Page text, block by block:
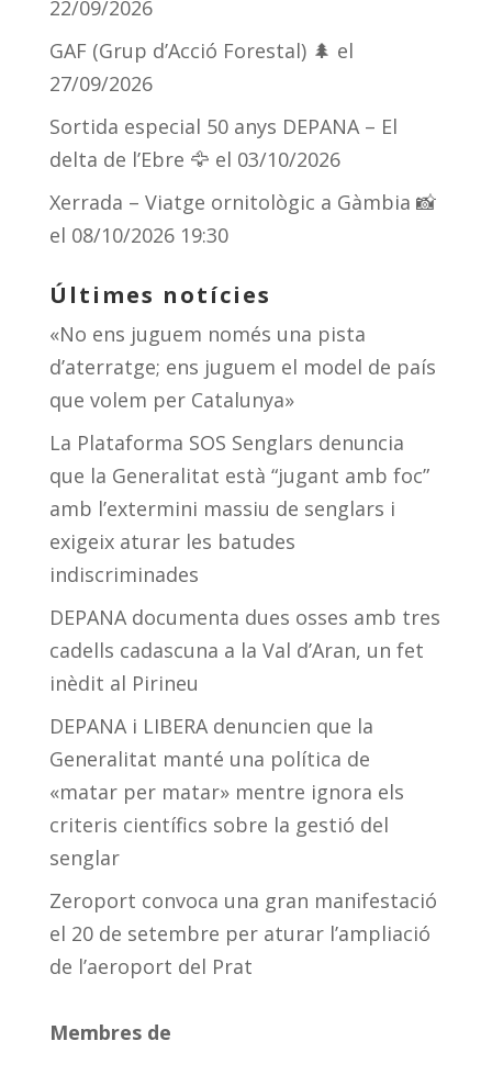
22/09/2026
GAF (Grup d’Acció Forestal) 🌲 el
27/09/2026
Sortida especial 50 anys DEPANA – El
delta de l’Ebre 🦅 el 03/10/2026
Xerrada – Viatge ornitològic a Gàmbia 📸
el 08/10/2026 19:30
Últimes notícies
«No ens juguem només una pista
d’aterratge; ens juguem el model de país
que volem per Catalunya»
La Plataforma SOS Senglars denuncia
que la Generalitat està “jugant amb foc”
amb l’extermini massiu de senglars i
exigeix aturar les batudes
indiscriminades
DEPANA documenta dues osses amb tres
cadells cadascuna a la Val d’Aran, un fet
inèdit al Pirineu
DEPANA i LIBERA denuncien que la
Generalitat manté una política de
«matar per matar» mentre ignora els
criteris científics sobre la gestió del
senglar
Zeroport convoca una gran manifestació
el 20 de setembre per aturar l’ampliació
de l’aeroport del Prat
Membres de